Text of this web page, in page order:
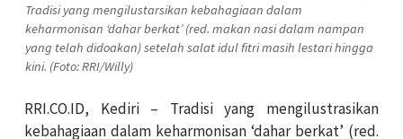
Tradisi yang mengilustarsikan kebahagiaan dalam
keharmonisan ‘dahar berkat’ (red. makan nasi dalam nampan
yang telah didoakan) setelah salat idul fitri masih lestari hingga
kini. (Foto: RRI/Willy)
RRI.CO.ID, Kediri – Tradisi yang mengilustrasikan
kebahagiaan dalam keharmonisan ‘dahar berkat’ (red.